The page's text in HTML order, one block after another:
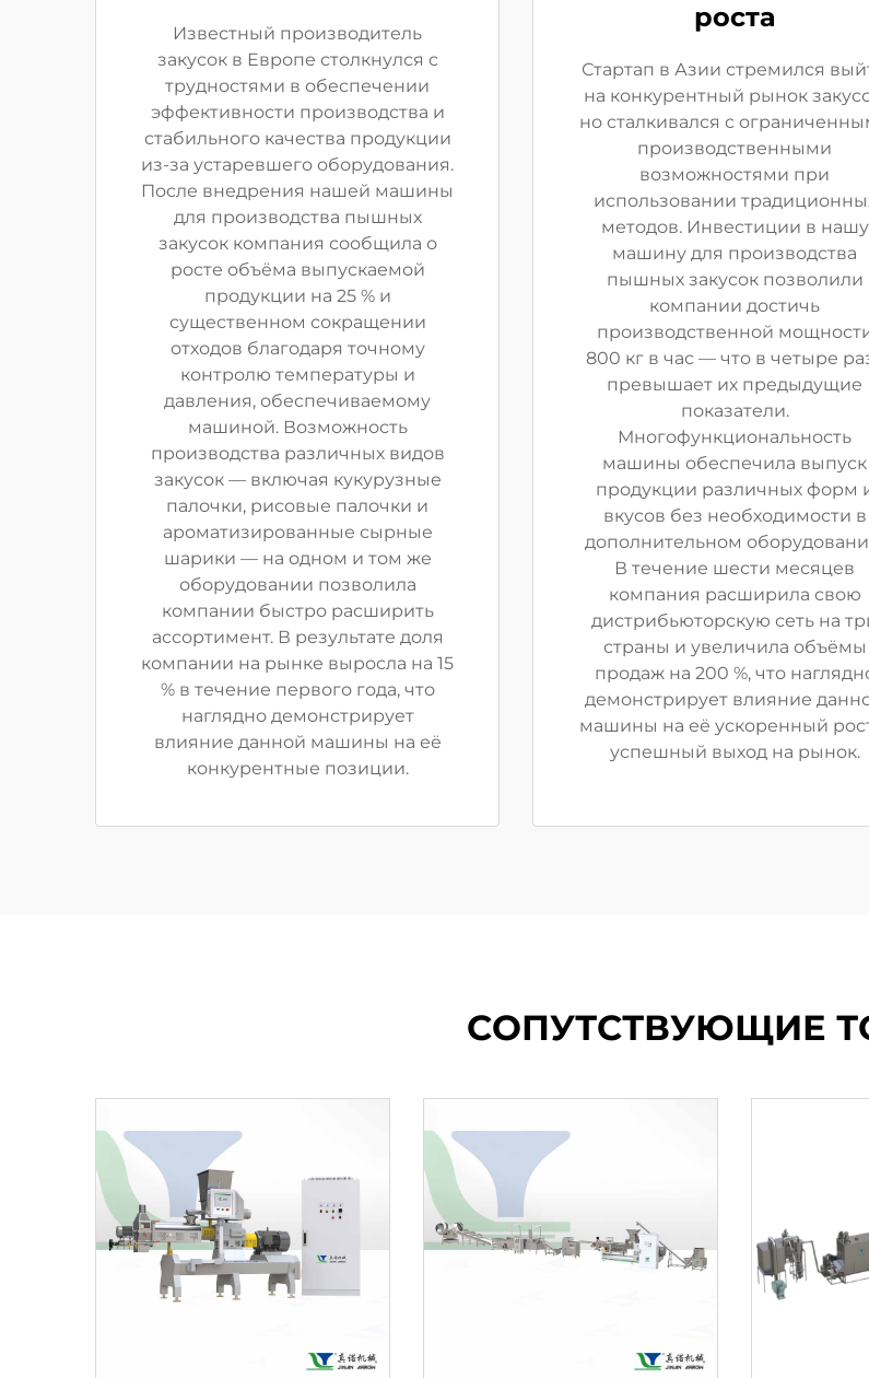
Известный производитель
закусок в Европе столкнулся с
трудностями в обеспечении
эффективности производства и
стабильного качества продукции
из-за устаревшего оборудования.
После внедрения нашей машины
для производства пышных
закусок компания сообщила о
росте объёма выпускаемой
продукции на 25 % и
существенном сокращении
отходов благодаря точному
контролю температуры и
давления, обеспечиваемому
машиной. Возможность
производства различных видов
закусок — включая кукурузные
палочки, рисовые палочки и
ароматизированные сырные
шарики — на одном и том же
оборудовании позволила
компании быстро расширить
ассортимент. В результате доля
компании на рынке выросла на 15
% в течение первого года, что
наглядно демонстрирует
влияние данной машины на её
конкурентные позиции.
роста
Стартап в Азии стремился
на конкурентный рынок
но сталкивался с
производственными
возможностями при
использовании
методов. Инвестиции в нашу
машину для производства
пышных закусок позволили
компании достичь
производственной
800 кг в час — что в четыре
превышает их предыдущие
показатели.
Многофункциональность
машины обеспечила выпуск
продукции различных форм
вкусов без необходимости в
дополнительном
В течение шести месяцев
компания расширила свою
дистрибьюторскую сеть на
страны и увеличила объёмы
продаж на 200 %, что
демонстрирует влияние
машины на её ускоренный
успешный выход на рынок.
СОПУТСТВУЮЩИЕ